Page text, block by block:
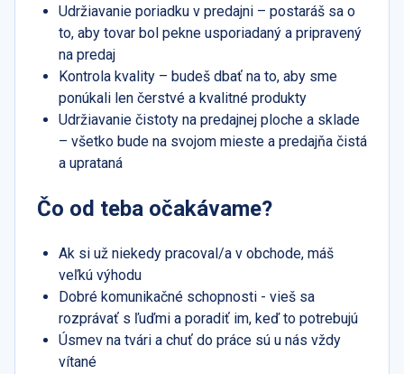
Udržiavanie poriadku v predajni – postaráš sa o
to, aby tovar bol pekne usporiadaný a pripravený
na predaj
Kontrola kvality – budeš dbať na to, aby sme
ponúkali len čerstvé a kvalitné produkty
Udržiavanie čistoty na predajnej ploche a sklade
– všetko bude na svojom mieste a predajňa čistá
a uprataná
Čo od teba očakávame?
Ak si už niekedy pracoval/a v obchode, máš
veľkú výhodu
Dobré komunikačné schopnosti - vieš sa
rozprávať s ľuďmi a poradiť im, keď to potrebujú
Úsmev na tvári a chuť do práce sú u nás vždy
vítané